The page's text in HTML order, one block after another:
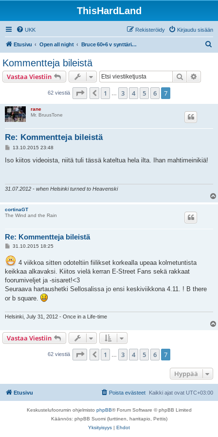
ThisHardLand
UKK Kirjaudu sisään
Rekisteröidy
Etusivu Open all night Bruce 60+6 v synttäribileet la 3.10.2015 Kuudes Linja, Helsinki / THL bileet 15 v
Kommentteja bileistä
Vastaa Viestiin Etsi
62 viestiä Sivu /7
Edellinen
1 3 4 5 6 7
rane
Mr. BruusTone
Re: Kommentteja bileistä
V
e
13.10.2015 23:48
Iso kiitos videoista, niitä tuli tässä kateltua hela ilta. Ihan mahtimeinikiä!
31.07.2012 - when Helsinki turned to Heavenski
cortinaGT
The Wind and the Rain
Re: Kommentteja bileistä
V
e
s
t
i
31.10.2015 18:25
4 viikkoa sitten odoteltiin fiilikset korkealla upeaa kolmetuntista
keikkaa alkavaksi. Kiitos vielä kerran E-Street Fans sekä rakkaat
foorumiveljet ja -sisaret!<3
Seuraava hartaushetki Sellosalissa jo ensi keskiviikkona 4.11. ! B there
or b square.
Helsinki, July 31, 2012 - Once in a Life-time
Vastaa Viestiin
62 viestiä Sivu /7
Edellinen
1 3 4 5 6 7
Hyppää
Etusivu Kaikki ajat ovat UTC+03:00
Poista evästeet
Keskustelufoorumin ohjelmisto phpBB® Forum Software © phpBB Limited
Käännös: phpBB Suomi (lurttinen, harritapio, Pettis)
Yksityisyys | Ehdot